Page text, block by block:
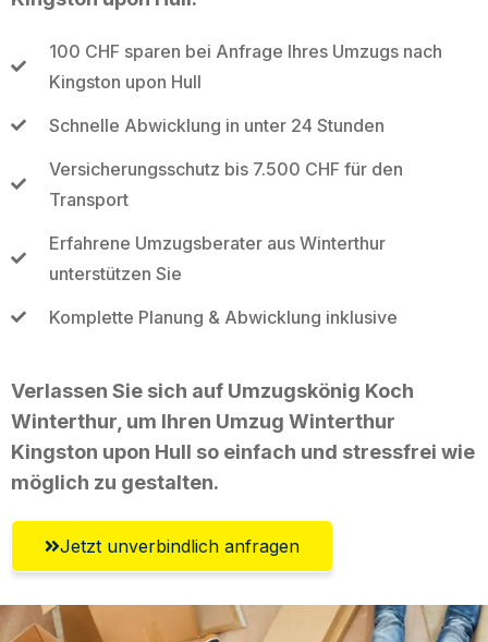
100 CHF sparen bei Anfrage Ihres Umzugs nach
Kingston upon Hull
Schnelle Abwicklung in unter 24 Stunden
Versicherungsschutz bis 7.500 CHF für den
Transport
Erfahrene Umzugsberater aus Winterthur
unterstützen Sie
Komplette Planung & Abwicklung inklusive
Verlassen Sie sich auf Umzugskönig Koch
Winterthur, um Ihren Umzug Winterthur
Kingston upon Hull so einfach und stressfrei wie
möglich zu gestalten.
Jetzt unverbindlich anfragen